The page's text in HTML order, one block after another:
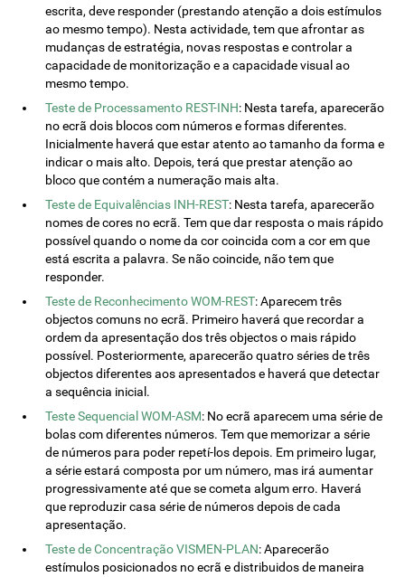
escrita, deve responder (prestando atenção a dois estímulos
ao mesmo tempo). Nesta actividade, tem que afrontar as
mudanças de estratégia, novas respostas e controlar a
capacidade de monitorização e a capacidade visual ao
mesmo tempo.
Teste de Processamento REST-INH: Nesta tarefa, aparecerão
no ecrã dois blocos com números e formas diferentes.
Inicialmente haverá que estar atento ao tamanho da forma e
indicar o mais alto. Depois, terá que prestar atenção ao
bloco que contém a numeração mais alta.
Teste de Equivalências INH-REST: Nesta tarefa, aparecerão
nomes de cores no ecrã. Tem que dar resposta o mais rápido
possível quando o nome da cor coincida com a cor em que
está escrita a palavra. Se não coincide, não tem que
responder.
Teste de Reconhecimento WOM-REST: Aparecem três
objectos comuns no ecrã. Primeiro haverá que recordar a
ordem da apresentação dos três objectos o mais rápido
possível. Posteriormente, aparecerão quatro séries de três
objectos diferentes aos apresentados e haverá que detectar
a sequência inicial.
Teste Sequencial WOM-ASM: No ecrã aparecem uma série de
bolas com diferentes números. Tem que memorizar a série
de números para poder repetí-los depois. Em primeiro lugar,
a série estará composta por um número, mas irá aumentar
progressivamente até que se cometa algum erro. Haverá
que reproduzir casa série de números depois de cada
apresentação.
Teste de Concentração VISMEN-PLAN: Aparecerão
estímulos posicionados no ecrã e distribuidos de maneira